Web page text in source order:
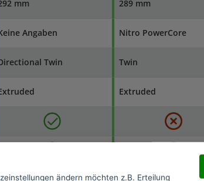
mm 289 mm
Angaben Nitro PowerCore
Twin Twin
Extruded
für alle
Ultraklares
ändern möchten z.B. Erteilung